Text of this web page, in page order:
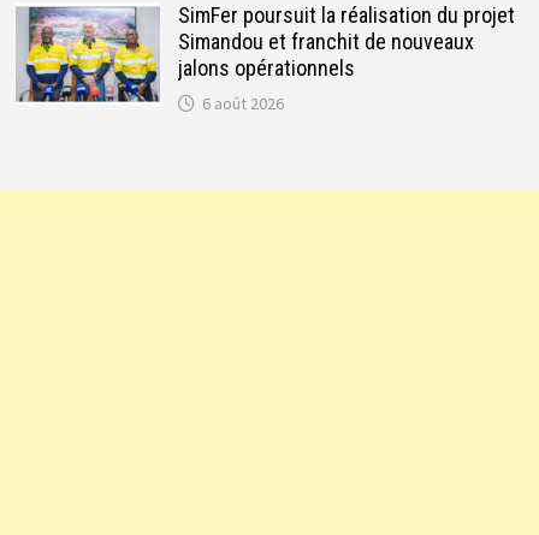
SimFer poursuit la réalisation du projet
Simandou et franchit de nouveaux
jalons opérationnels
6 août 2026